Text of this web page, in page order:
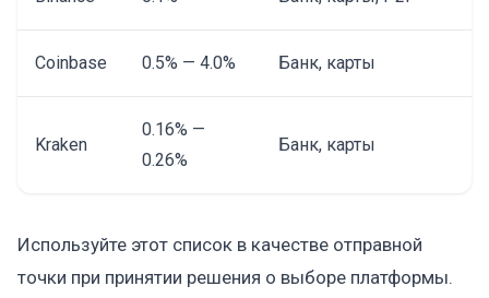
Coinbase 0.5% — 4.0% Банк, карты
Kraken
0.16% —
0.26%
Банк, карты
Используйте этот список в качестве отправной
точки при принятии решения о выборе платформы.